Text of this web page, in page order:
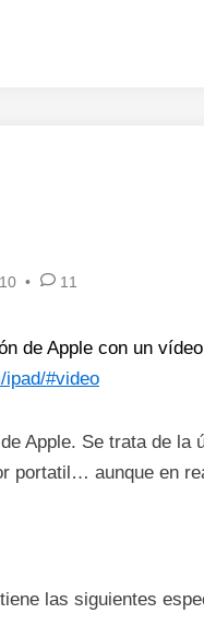
• 11
de Apple con un
ipad/#video
Apple. Se trata de
portatil… aunque en
las siguientes